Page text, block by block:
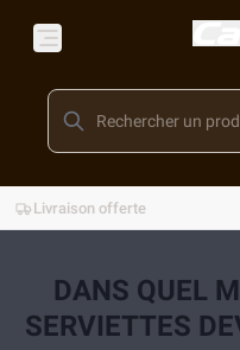
Livraison offerte
DANS QUEL
SERVIETTES